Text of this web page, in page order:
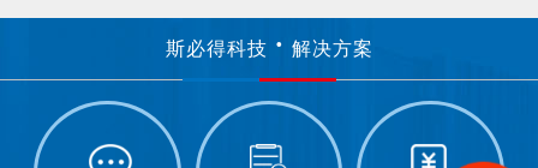
斯必得科技 解决方案